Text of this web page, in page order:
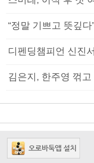
“정말 기쁘고 뜻깊
디펜딩챔피언 신진
김은지, 한주영 꺾